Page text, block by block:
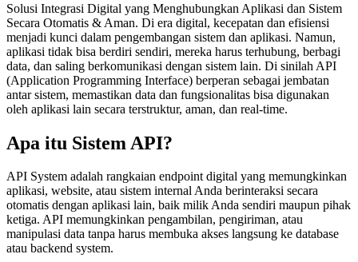
Solusi Integrasi Digital yang Menghubungkan Aplikasi dan Sistem
Secara Otomatis & Aman. Di era digital, kecepatan dan efisiensi
menjadi kunci dalam pengembangan sistem dan aplikasi. Namun,
aplikasi tidak bisa berdiri sendiri, mereka harus terhubung, berbagi
data, dan saling berkomunikasi dengan sistem lain. Di sinilah API
(Application Programming Interface) berperan sebagai jembatan
antar sistem, memastikan data dan fungsionalitas bisa digunakan
oleh aplikasi lain secara terstruktur, aman, dan real-time.
Apa itu Sistem API?
API System adalah rangkaian endpoint digital yang memungkinkan
aplikasi, website, atau sistem internal Anda berinteraksi secara
otomatis dengan aplikasi lain, baik milik Anda sendiri maupun pihak
ketiga. API memungkinkan pengambilan, pengiriman, atau
manipulasi data tanpa harus membuka akses langsung ke database
atau backend system.